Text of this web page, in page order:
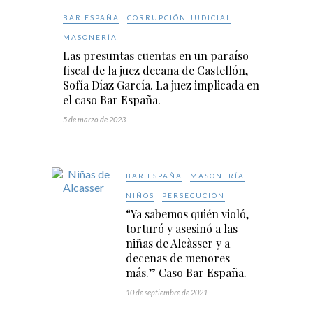
BAR ESPAÑA CORRUPCIÓN JUDICIAL
MASONERÍA
Las presuntas cuentas en un paraíso
fiscal de la juez decana de Castellón,
Sofía Díaz García. La juez implicada en
el caso Bar España.
5 de marzo de 2023
BAR ESPAÑA MASONERÍA
NIÑOS PERSECUCIÓN
“Ya sabemos quién violó,
torturó y asesinó a las
niñas de Alcàsser y a
decenas de menores
más.” Caso Bar España.
10 de septiembre de 2021